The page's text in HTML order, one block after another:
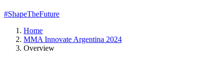
#ShapeTheFuture
Home
MMA Innovate Argentina 2024
Overview